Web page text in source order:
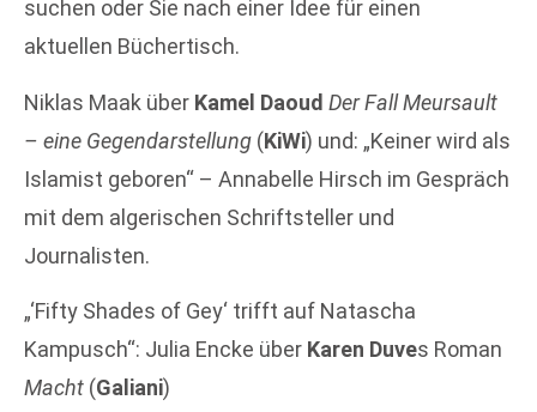
suchen oder Sie nach einer Idee für einen
aktuellen Büchertisch.
Niklas Maak über Kamel Daoud Der Fall Meursault
– eine Gegendarstellung (KiWi) und: „Keiner wird als
Islamist geboren“ – Annabelle Hirsch im Gespräch
mit dem algerischen Schriftsteller und
Journalisten.
„‘Fifty Shades of Gey‘ trifft auf Natascha
Kampusch“: Julia Encke über Karen Duves Roman
Macht (Galiani)